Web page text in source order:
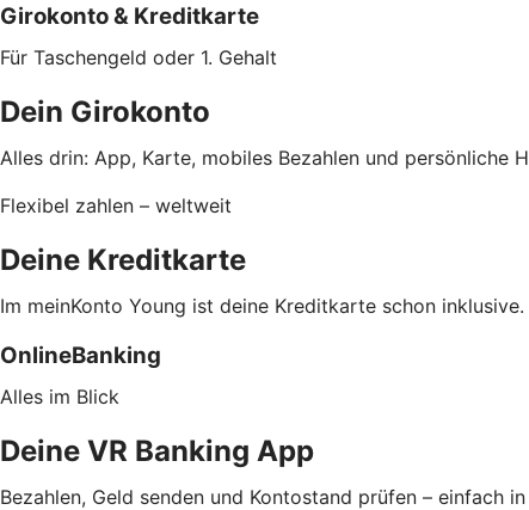
Girokonto & Kreditkarte
Für Taschengeld oder 1. Gehalt
Dein Girokonto
Alles drin: App, Karte, mobiles Bezahlen und persönliche
Flexibel zahlen – weltweit
Deine Kreditkarte
Im meinKonto Young ist deine Kreditkarte schon inklusive.
OnlineBanking
Alles im Blick
Deine VR Banking App
Bezahlen, Geld senden und Kontostand prüfen – einfach